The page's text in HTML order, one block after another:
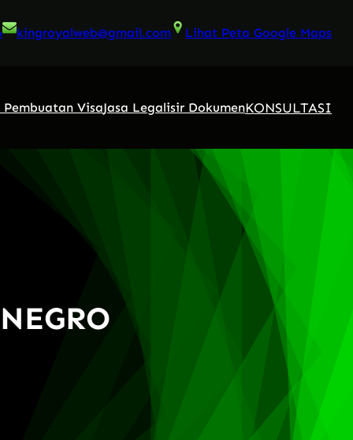
kingroyalweb@gmail.com Lihat Peta Google Maps
Pembuatan VisaJasa Legalisir DokumenKONSULTASI